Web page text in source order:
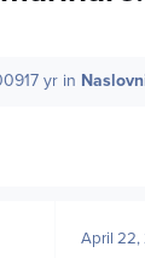
17 yrin
April 22,